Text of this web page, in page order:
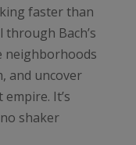
faster than
Bach’s
neighborhoods
and uncover
It’s
shaker